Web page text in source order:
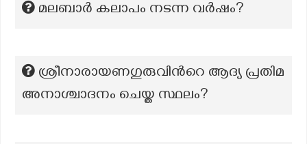
മലബാർ കലാപം നടന്ന വർഷം?
ശ്രീനാരായണഗുരുവിന്‍റെ ആദ്യ പ്രതിമ
അനാശ്ചാദനം ചെയ്ത സ്ഥലം?